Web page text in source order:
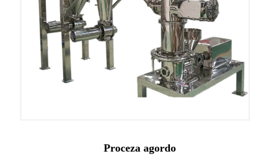
Proceza agordo